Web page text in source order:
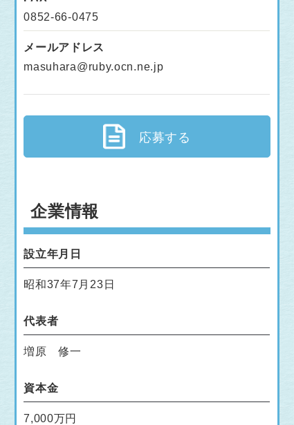
0852-66-0475
メールアドレス
masuhara@ruby.ocn.ne.jp
応募する
企業情報
設立年月日
昭和37年7月23日
代表者
増原 修一
資本金
7,000万円